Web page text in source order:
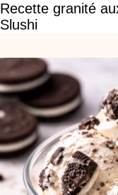
Recette granité
Slushi